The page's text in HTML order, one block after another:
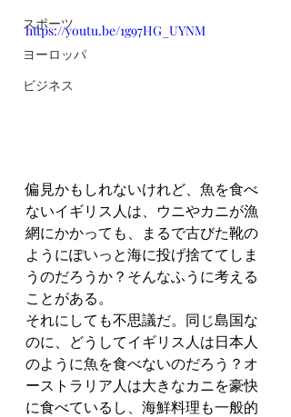
スポーツ
ヨーロッパ
ビジネス
https://youtu.be/1g97HG_UYNM
偏見かもしれないけれど、魚を食べ
ないイギリス人は、ウニやカニが漁
網にかかっても、まるで古びた靴の
ようにぽいっと海に投げ捨ててしま
うのだろうか？そんなふうに考える
ことがある。
それにしても不思議だ。同じ島国な
のに、どうしてイギリス人は日本人
のように魚を食べないのだろう？オ
ーストラリア人は大きなカニを豪快
に食べているし、海鮮料理も一般的